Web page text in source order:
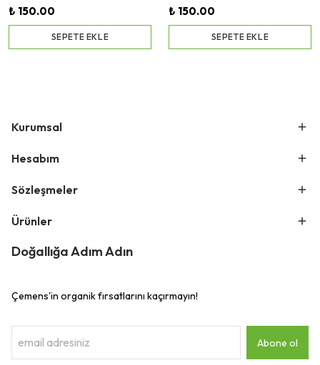
₺ 150.00
SEPETE EKLE
₺ 150.00
SEPETE EKLE
Kurumsal
Hesabım
Sözleşmeler
Ürünler
Doğallığa Adım Adın
Çemens'in organik fırsatlarını kaçırmayın!
Abone ol